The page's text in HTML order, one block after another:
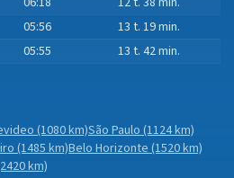
05:56
13 t. 19 min.
05:55 13 t. 42 min.
(1080 km)São Paulo(1124 km)
(1485 km)Belo Horizonte(1520 km)
km)